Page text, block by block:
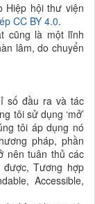
Hiệp hội thư viện
CC BY 4.0.
cũng là một lĩnh
lâm, do chuyển
số đầu ra và tác
tôi sử dụng ‘mở’
tôi áp dụng nó
pháp, phần
nên tuân thủ các
Tương hợp
Accessible,